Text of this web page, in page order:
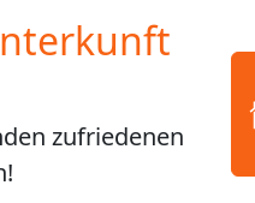
zufriedenen